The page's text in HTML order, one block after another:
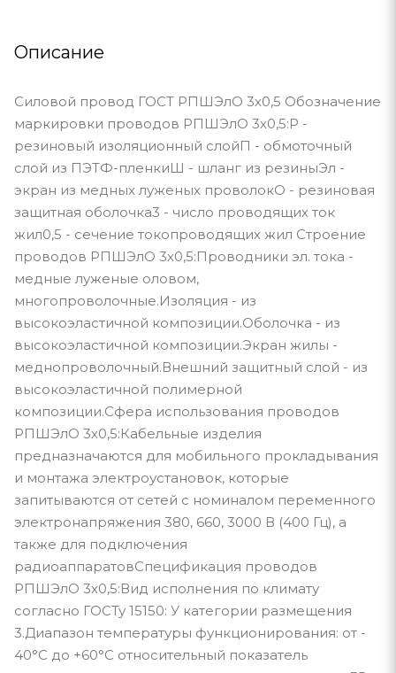
Описание
Силовой провод ГОСТ РПШЭлО 3х0,5 Обозначение
маркировки проводов РПШЭлО 3х0,5:Р -
резиновый изоляционный слойП - обмоточный
слой из ПЭТФ-пленкиШ - шланг из резиныЭл -
экран из медных луженых проволокО - резиновая
защитная оболочка3 - число проводящих ток
жил0,5 - сечение токопроводящих жил Строение
проводов РПШЭлО 3х0,5:Проводники эл. тока -
медные луженые оловом,
многопроволочные.Изоляция - из
высокоэластичной композиции.Оболочка - из
высокоэластичной композиции.Экран жилы -
меднопроволочный.Внешний защитный слой - из
высокоэластичной полимерной
композиции.Сфера использования проводов
РПШЭлО 3х0,5:Кабельные изделия
предназначаются для мобильного прокладывания
и монтажа электроустановок, которые
запитываются от сетей с номиналом переменного
электронапряжения 380, 660, 3000 В (400 Гц), а
также для подключения
радиоаппаратовСпецификация проводов
РПШЭлО 3х0,5:Вид исполнения по климату
согласно ГОСТу 15150: У категории размещения
3.Диапазон температуры функционирования: от -
40°С до +60°С относительный показатель